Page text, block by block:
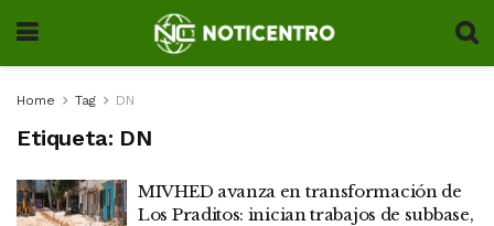
Home Tag DN
Etiqueta: DN
MIVHED avanza en transformación de
Los Praditos: inician trabajos de subbase,